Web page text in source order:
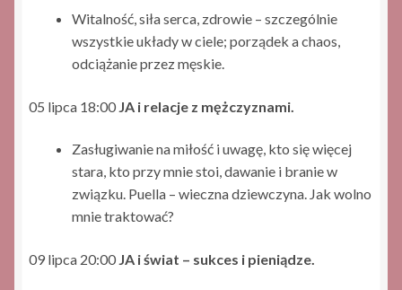
Witalność, siła serca, zdrowie – szczególnie
wszystkie układy w ciele; porządek a chaos,
odciążanie przez męskie.
05 lipca 18:00 JA i relacje z mężczyznami.
Zasługiwanie na miłość i uwagę, kto się więcej
stara, kto przy mnie stoi, dawanie i branie w
związku. Puella – wieczna dziewczyna. Jak wolno
mnie traktować?
09 lipca 20:00 JA i świat – sukces i pieniądze.